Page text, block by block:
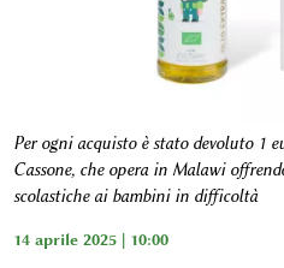
Per ogni acquisto è stato devoluto 1
Cassone, che opera in Malawi
scolastiche ai bambini in difficoltà
14 aprile 2025 | 10:00